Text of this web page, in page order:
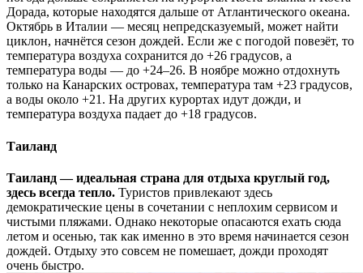
Дорада, которые находятся дальше от Атлантического океана.
Октябрь в Италии — месяц непредсказуемый, может найти
циклон, начнётся сезон дождей. Если же с погодой повезёт, то
температура воздуха сохранится до +26 градусов, а
температура воды — до +24–26. В ноябре можно отдохнуть
только на Канарских островах, температура там +23 градусов,
а воды около +21. На других курортах идут дожди, и
температура воздуха падает до +18 градусов.
Таиланд
Таиланд — идеальная страна для отдыха круглый год,
здесь всегда тепло. Туристов привлекают здесь
демократические цены в сочетании с неплохим сервисом и
чистыми пляжами. Однако некоторые опасаются ехать сюда
летом и осенью, так как именно в это время начинается сезон
дождей. Отдыху это совсем не помешает, дожди проходят
очень быстро.